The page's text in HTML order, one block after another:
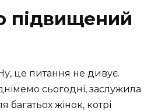
підвищений
це питання не дивує.
сьогодні, заслужила
жінок, котрі